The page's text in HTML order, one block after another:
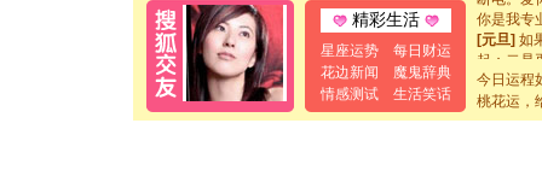
精彩生活
星座运势
每日财运
花边新闻
魔鬼辞典
情感测试
生活笑话
你是我专
[元旦]如
起；二是
离。水晶
[元旦]当
泣，这痛
今日运程
桃花运，